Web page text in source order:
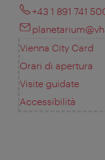
+43 1 891 741
Vienna City Card
Orari di apertura
Visite guidate
Accessibilità